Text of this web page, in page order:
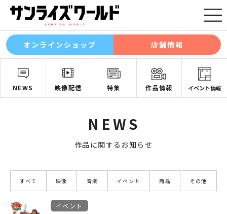
オンラインショップ 店舗情報
NEWS 映像配信 特集 作品情報 イベント情報
NEWS
作品に関するお知らせ
すべて 映像 音楽 イベント 商品 その他
イベント